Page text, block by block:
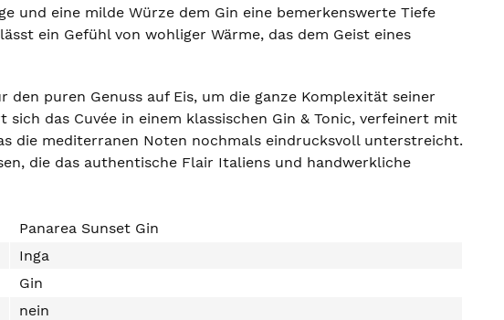
und eine milde Würze dem Gin eine bemerkenswerte Tiefe
ein Gefühl von wohliger Wärme, das dem Geist eines
puren Genuss auf Eis, um die ganze Komplexität seiner
das Cuvée in einem klassischen Gin & Tonic, verfeinert mit
die mediterranen Noten nochmals eindrucksvoll unterstreicht.
die das authentische Flair Italiens und handwerkliche
Panarea Sunset Gin
Inga
Gin
nein